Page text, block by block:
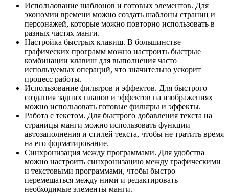
Использование шаблонов и готовых элементов. Для
экономии времени можно создать шаблоны страниц и
персонажей, которые можно повторно использовать в
разных частях манги.
Настройка быстрых клавиш. В большинстве
графических программ можно настроить быстрые
комбинации клавиш для выполнения часто
используемых операций, что значительно ускорит
процесс работы.
Использование фильтров и эффектов. Для быстрого
создания задних планов и эффектов на изображениях
можно использовать готовые фильтры и эффекты.
Работа с текстом. Для быстрого добавления текста на
страницы манги можно использовать функции
автозаполнения и стилей текста, чтобы не тратить время
на его форматирование.
Синхронизация между программами. Для удобства
можно настроить синхронизацию между графическими
и текстовыми программами, чтобы быстро
перемещаться между ними и редактировать
необходимые элементы манги.